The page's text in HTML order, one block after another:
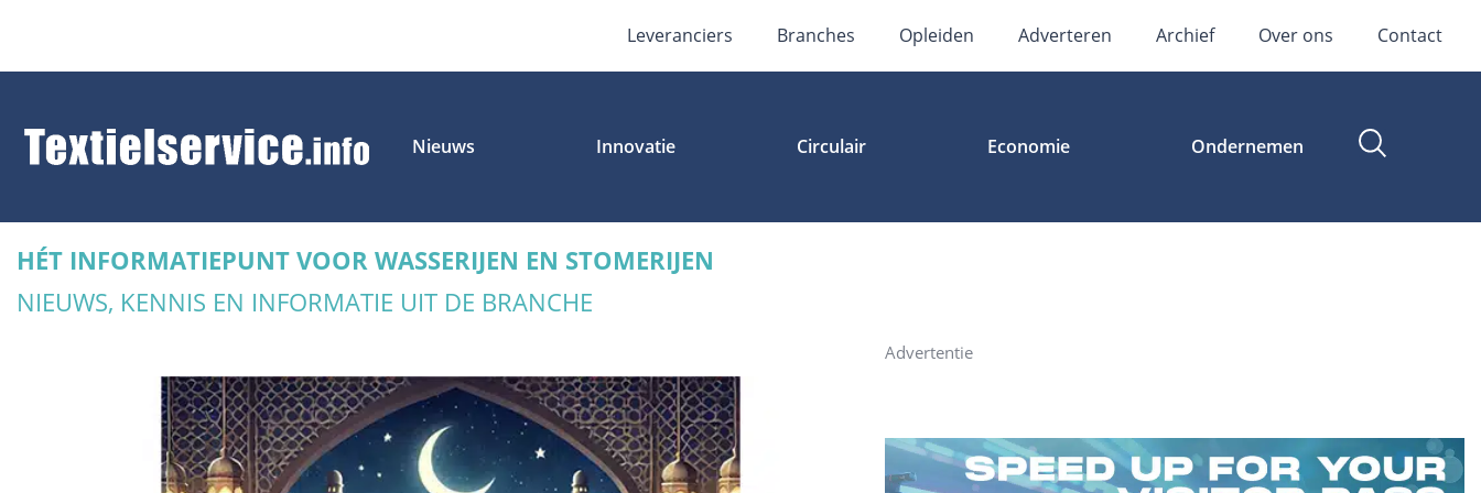
Leveranciers Branches Opleiden Adverteren Archief Over ons Contact
Nieuws Innovatie Circulair Economie Ondernemen
HÉT INFORMATIEPUNT VOOR WASSERIJEN EN STOMERIJEN
NIEUWS, KENNIS EN INFORMATIE UIT DE BRANCHE
Advertentie